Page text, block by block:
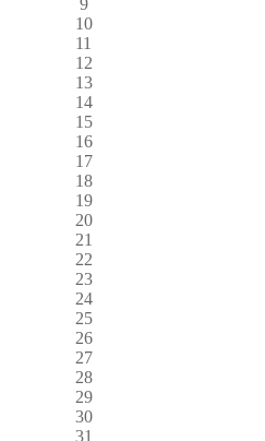
10
11
12
13
14
15
16
17
18
19
20
21
22
23
24
25
26
27
28
29
30
31